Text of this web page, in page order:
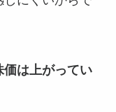
は上がってい